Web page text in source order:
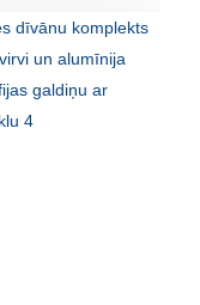
मराठी
ಕನ್ನಡ